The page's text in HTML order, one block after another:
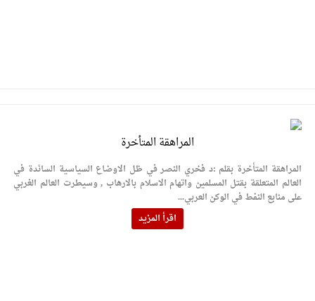
المراهقة المتأخرة
المراهقة المتأخرة بقلم :د فخري النصر في ظل الاوضاع السياسية السائدة في
العالم المتعلقة بقتل المسلمين واتهام الاسلام بالارهاب , وسيطرت العالم الغربي
على منابع النفط في الوكن العربي...
اقرأ المزيد